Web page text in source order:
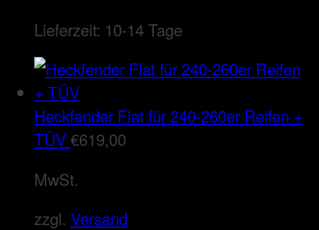
Lieferzeit: 10-14 Tage
Heckfender Flat für 240-260er Reifen +
TÜV€619,00
MwSt.
zzgl. Versand